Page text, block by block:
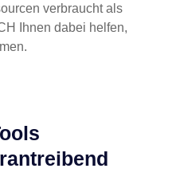
verbraucht als
Ihnen dabei helfen,